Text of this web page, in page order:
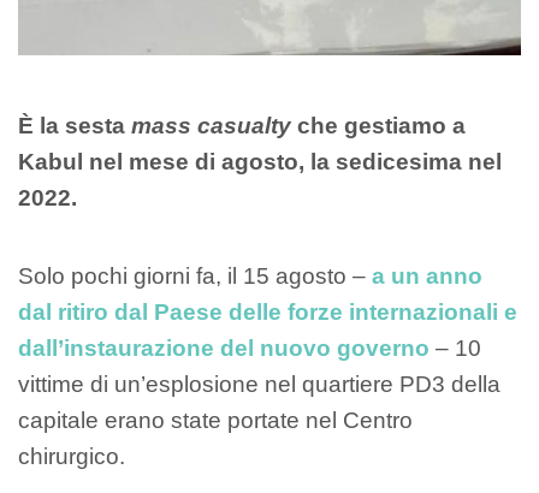
È la sesta mass casualty che gestiamo a
Kabul nel mese di agosto, la sedicesima nel
2022.
Solo pochi giorni fa, il 15 agosto – a un anno
dal ritiro dal Paese delle forze internazionali e
dall’instaurazione del nuovo governo – 10
vittime di un’esplosione nel quartiere PD3 della
capitale erano state portate nel Centro
chirurgico.